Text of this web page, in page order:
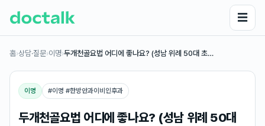
☰
홈›상담·질문›이명›두개천골요법 어디에 좋나요? (성남 위례 50대 초…
이명 #이명 #한방안과이비인후과
두개천골요법 어디에 좋나요? (성남 위례 50대